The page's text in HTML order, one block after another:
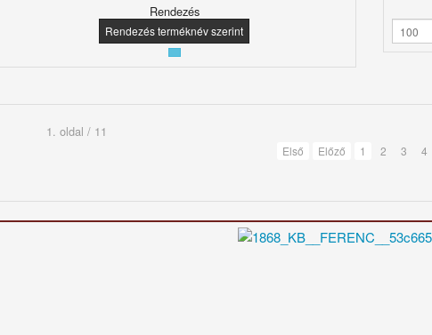
Rendezés
Rendezés terméknév szerint
1. oldal / 11
Első Előző 1 2 3 4